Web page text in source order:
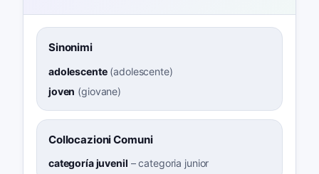
Sinonimi
adolescente(adolescente)
joven (giovane)
Collocazioni Comuni
categoría juvenil –categoria junior